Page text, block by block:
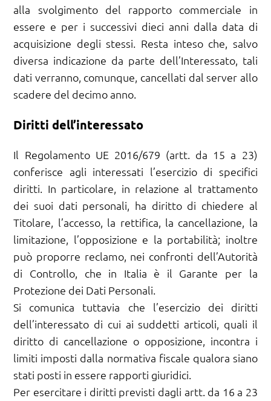
alla svolgimento del rapporto commerciale in
essere e per i successivi dieci anni dalla data di
acquisizione degli stessi. Resta inteso che, salvo
diversa indicazione da parte dell’Interessato, tali
dati verranno, comunque, cancellati dal server allo
scadere del decimo anno.
Diritti dell’interessato
Il Regolamento UE 2016/679 (artt. da 15 a 23)
conferisce agli interessati l’esercizio di specifici
diritti. In particolare, in relazione al trattamento
dei suoi dati personali, ha diritto di chiedere al
Titolare, l’accesso, la rettifica, la cancellazione, la
limitazione, l’opposizione e la portabilità; inoltre
può proporre reclamo, nei confronti dell’Autorità
di Controllo, che in Italia è il Garante per la
Protezione dei Dati Personali.
Si comunica tuttavia che l’esercizio dei diritti
dell’interessato di cui ai suddetti articoli, quali il
diritto di cancellazione o opposizione, incontra i
limiti imposti dalla normativa fiscale qualora siano
stati posti in essere rapporti giuridici.
Per esercitare i diritti previsti dagli artt. da 16 a 23